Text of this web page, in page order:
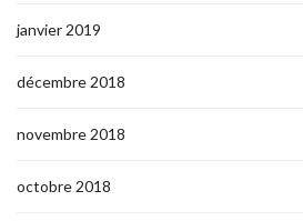
janvier 2019
décembre 2018
novembre 2018
octobre 2018